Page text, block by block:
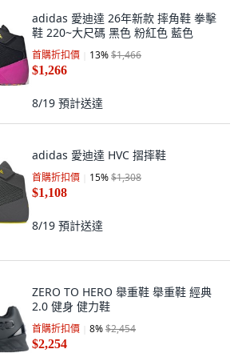
adidas 愛迪達 26年新款 摔角鞋 拳擊
鞋 220~大尺碼 黑色 粉紅色 藍色
首購折扣價 13%$1,466
$1,266
8/19 預計送達
adidas 愛迪達 HVC 摺摔鞋
首購折扣價 15%$1,308
$1,108
8/19 預計送達
ZERO TO HERO 舉重鞋 舉重鞋 經典
2.0 健身 健力鞋
首購折扣價 8%$2,454
$2,254